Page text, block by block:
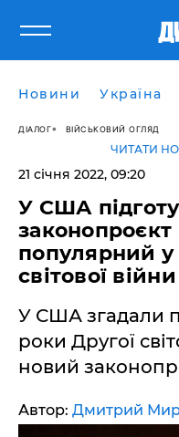
Новини Україна
ДІАЛОГ ВІЙСЬКОВИЙ ОГЛЯД
ЧИТАТИ
21 січня 2022, 09:20
У США
популярний у
світової війни
У США згадали
роки Другої
новий
Автор: Дмитрий